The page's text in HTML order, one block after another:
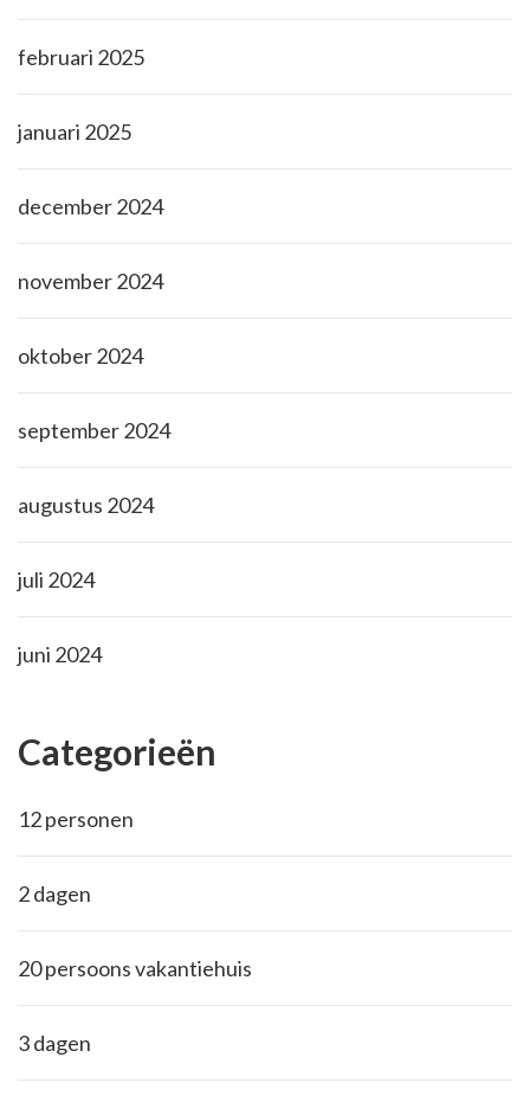
februari 2025
januari 2025
december 2024
november 2024
oktober 2024
september 2024
augustus 2024
juli 2024
juni 2024
Categorieën
12 personen
2 dagen
20 persoons vakantiehuis
3 dagen